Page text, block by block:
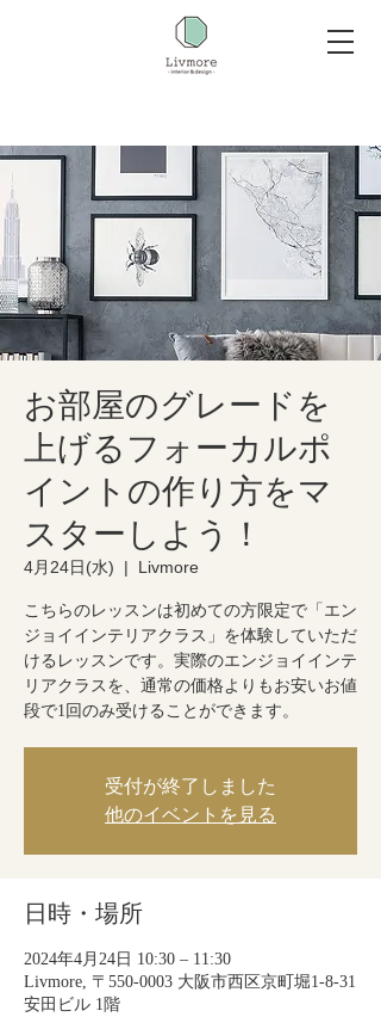
お部屋のグレードを
上げるフォーカルポ
イントの作り方をマ
スターしよう！
4月24日(水)
  |
Livmore
こちらのレッスンは初めての方限定で「エン
ジョイインテリアクラス」を体験していただ
けるレッスンです。実際のエンジョイインテ
リアクラスを、通常の価格よりもお安いお値
段で1回のみ受けることができます。
受付が終了しました
他のイベントを見る
日時・場所
2024年4月24日 10:30 – 11:30
Livmore, 〒550-0003 大阪市西区京町堀1-8-31
安田ビル 1階